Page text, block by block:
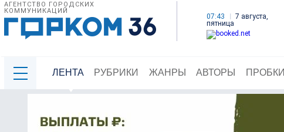
АГЕНТСТВО ГОРОДСКИХ
КОММУНИКАЦИЙ
07:43
7 августа,
пятница
ЛЕНТА РУБРИКИ ЖАНРЫ АВТОРЫ ПРОБКИ